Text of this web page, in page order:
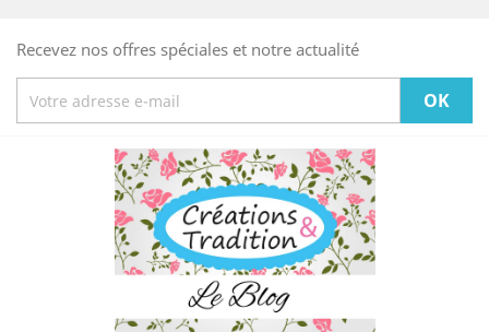
Recevez nos offres spéciales et notre actualité